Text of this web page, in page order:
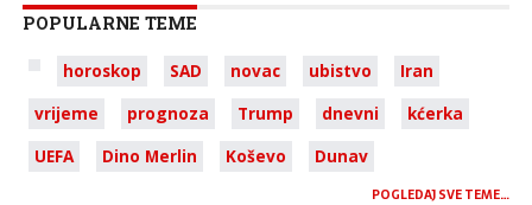
POPULARNE TEME
horoskop SAD novac ubistvo
Iran
vrijeme
prognoza Trump dnevni
kćerka
UEFA
Dino Merlin Koševo Dunav
POGLEDAJ SVE TEME…